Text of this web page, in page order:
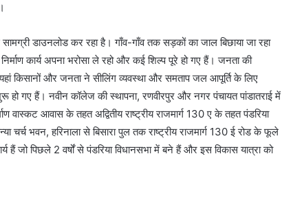
डाउनलोड कर रहा है। गाँव-गाँव तक सड़कों का जाल बिछाया जा रहा
कार्य अपना भरोसा ले रहो और कई शिल्प पूरे हो गए हैं। जनता की
किसानों और जनता ने सीलिंग व्यवस्था और समताप जल आपूर्ति के लिए
हो गए हैं। नवीन कॉलेज की स्थापना, रणवीरपुर और नगर पंचायत पांडातराई में
आवास के तहत अद्वितीय राष्ट्रीय राजमार्ग 130 ए के तहत पंडरिया
भवन, हरिनाला से बिसारा पुल तक राष्ट्रीय राजमार्ग 130 ई रोड के फूले
पिछले 2 वर्षों से पंडरिया विधानसभा में बने हैं और इस विकास यात्रा को